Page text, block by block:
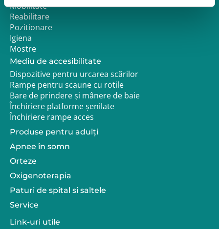
Mobilitate
Reabilitare
Pozitionare
Igiena
Mostre
Mediu de accesibilitate
Dispozitive pentru urcarea scărilor
Rampe pentru scaune cu rotile
Bare de prindere și mânere de baie
Închiriere platforme șenilate
Închiriere rampe acces
Produse pentru adulţi
Apnee în somn
Orteze
Oxigenoterapia
Paturi de spital si saltele
Service
Link-uri utile